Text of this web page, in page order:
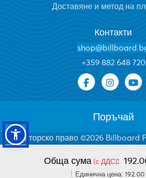
Обща сума (с ДДС):
Единична цена: 192.00
Поръчай
Доставяне и метод на
Контакти
+359 882 648 720
Авторско право ©2026 Billboard